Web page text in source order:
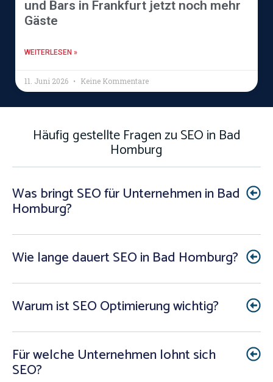
und Bars in Frankfurt jetzt noch mehr
Gäste
WEITERLESEN »
11. Juni 2026 Keine Kommentare
Häufig gestellte Fragen zu SEO in Bad
Homburg
Was bringt SEO für Unternehmen in Bad
Homburg?
Wie lange dauert SEO in Bad Homburg?
Warum ist SEO Optimierung wichtig?
Für welche Unternehmen lohnt sich
SEO?